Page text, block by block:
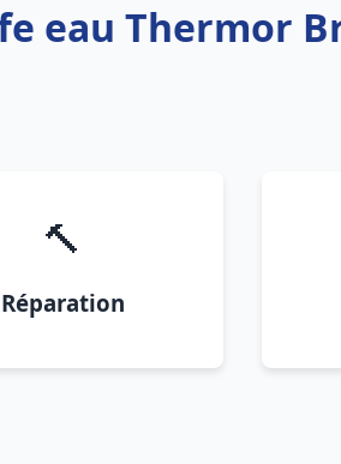
eau Thermor
🔨
Réparation